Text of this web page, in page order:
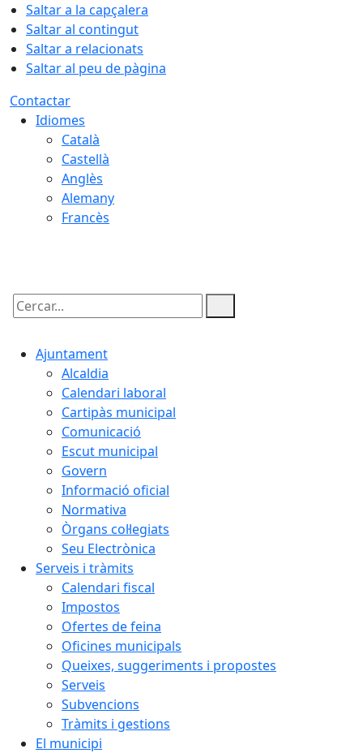
Saltar a la capçalera
Saltar al contingut
Saltar a relacionats
Saltar al peu de pàgina
Contactar
Idiomes
Català
Castellà
Anglès
Alemany
Francès
Cercar:
Ajuntament
Alcaldia
Calendari laboral
Cartipàs municipal
Comunicació
Escut municipal
Govern
Informació oficial
Normativa
Òrgans col·legiats
Seu Electrònica
Serveis i tràmits
Calendari fiscal
Impostos
Ofertes de feina
Oficines municipals
Queixes, suggeriments i propostes
Serveis
Subvencions
Tràmits i gestions
El municipi